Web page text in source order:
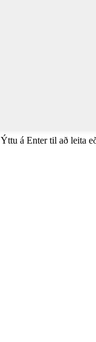
Ýttu á Enter til að leita